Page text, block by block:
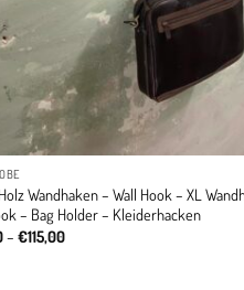
Wandhaken – Wall Hook – XL
– Bag Holder – Kleiderhacken
– €115,00Price